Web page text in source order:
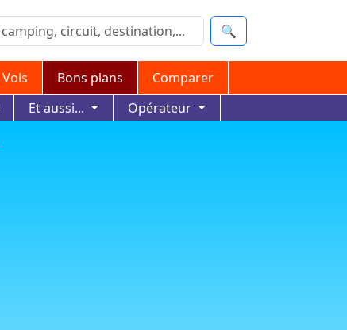
🔍
Vols Bons plans
Comparer
Et aussi...
Opérateur